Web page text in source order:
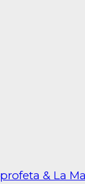
& La